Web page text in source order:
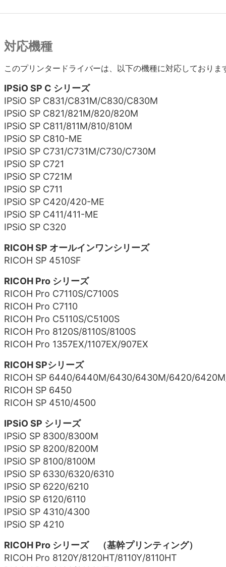
対応機種
このプリンタードライバーは、以下の機種に対応しておりま
IPSiO SP C シリーズ
IPSiO SP C831/C831M/C830/C830M
IPSiO SP C821/821M/820/820M
IPSiO SP C811/811M/810/810M
IPSiO SP C810-ME
IPSiO SP C731/C731M/C730/C730M
IPSiO SP C721
IPSiO SP C721M
IPSiO SP C711
IPSiO SP C420/420-ME
IPSiO SP C411/411-ME
IPSiO SP C320
RICOH SP オールインワンシリーズ
RICOH SP 4510SF
RICOH Pro シリーズ
RICOH Pro C7110S/C7100S
RICOH Pro C7110
RICOH Pro C5110S/C5100S
RICOH Pro 8120S/8110S/8100S
RICOH Pro 1357EX/1107EX/907EX
RICOH SPシリーズ
RICOH SP 6440/6440M/6430/6430M/6420/
RICOH SP 6450
RICOH SP 4510/4500
IPSiO SP シリーズ
IPSiO SP 8300/8300M
IPSiO SP 8200/8200M
IPSiO SP 8100/8100M
IPSiO SP 6330/6320/6310
IPSiO SP 6220/6210
IPSiO SP 6120/6110
IPSiO SP 4310/4300
IPSiO SP 4210
RICOH Pro シリーズ （基幹プリンティング）
RICOH Pro 8120Y/8120HT/8110Y/8110HT